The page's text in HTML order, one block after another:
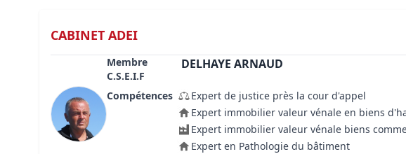
CABINET ADEI
Membre
C.S.E.I.F
DELHAYE ARNAUD
Compétences
Expert de justice près la cour d'appel
Expert immobilier valeur vénale en biens
Expert immobilier valeur vénale biens
Expert en Pathologie du bâtiment